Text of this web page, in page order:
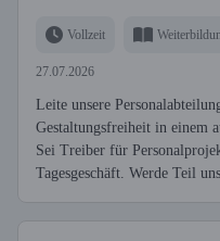
Vollzeit
27.07.2026
Leite unsere
Gestaltungsfreiheit in einem
Sei Treiber für
Tagesgeschäft. Werde Teil